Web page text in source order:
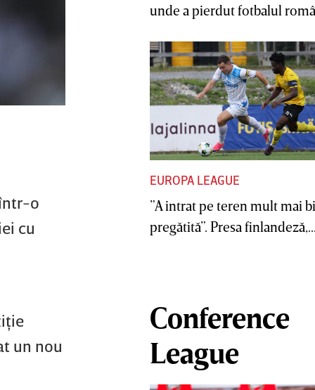
o
cu
un nou
unde a pierdut fotbalul
EUROPA LEAGUE
”A intrat pe teren mult mai
pregătită”. Presa
Conference
League